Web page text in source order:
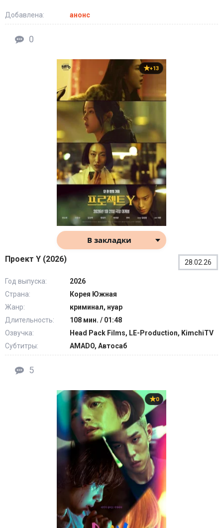
Добавлена: анонс
0
+13
В закладки
Проект Y (2026) 28.02.26
Год выпуска:
2026
Страна:
Корея Южная
Жанр:
криминал, нуар
Длительность:
108 мин. / 01:48
Озвучка:
Head Pack Films, LE-Production, KimchiTV
Субтитры:
AMADO, Автосаб
5
0